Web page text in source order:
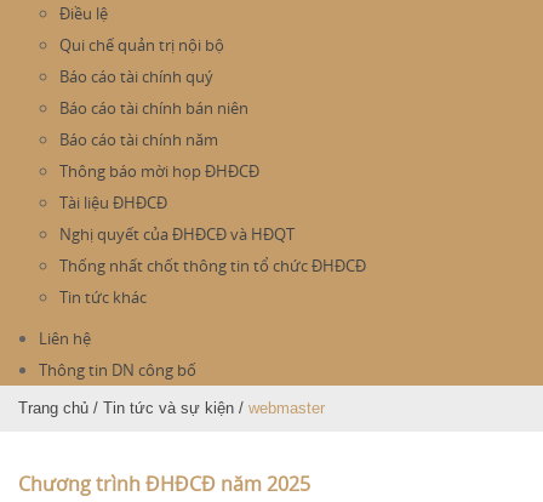
Điều lệ
Qui chế quản trị nội bộ
Báo cáo tài chính quý
Báo cáo tài chính bán niên
Báo cáo tài chính năm
Thông báo mời họp ĐHĐCĐ
Tài liệu ĐHĐCĐ
Nghị quyết của ĐHĐCĐ và HĐQT
Thống nhất chốt thông tin tổ chức ĐHĐCĐ
Tin tức khác
Liên hệ
Thông tin DN công bố
Trang chủ / Tin tức và sự kiện / webmaster
Chương trình ĐHĐCĐ năm 2025